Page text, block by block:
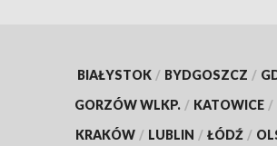
BIAŁYSTOK / BYDGOSZCZ /
GORZÓW WLKP. / KATOWICE /
KRAKÓW / LUBLIN / ŁÓDŹ /